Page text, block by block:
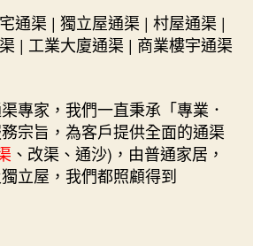
通渠 | 獨立屋通渠 | 村屋通渠 |
| 工業大廈通渠 | 商業樓宇通渠
專家，我們一直秉承「專業．
宗旨，為客戶提供全面的通渠
、改渠、通沙)，由普通家居，
立屋，我們都照顧得到